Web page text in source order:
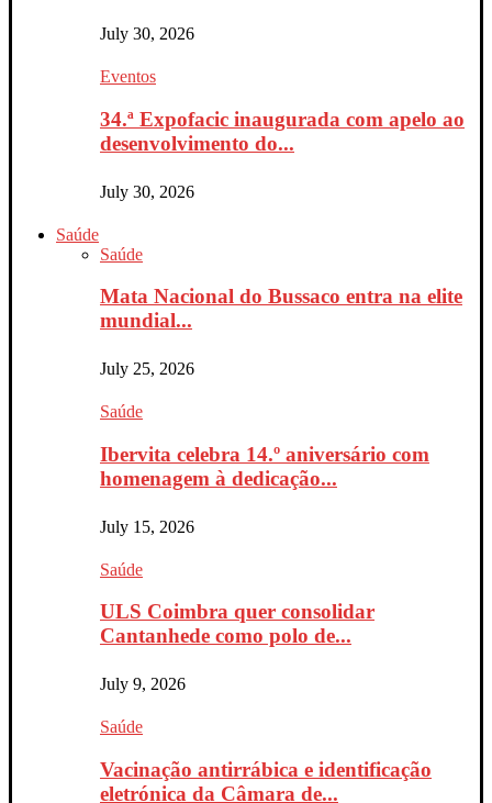
July 30, 2026
Eventos
34.ª Expofacic inaugurada com apelo ao
desenvolvimento do...
July 30, 2026
Saúde
Saúde
Mata Nacional do Bussaco entra na elite
mundial...
July 25, 2026
Saúde
Ibervita celebra 14.º aniversário com
homenagem à dedicação...
July 15, 2026
Saúde
ULS Coimbra quer consolidar
Cantanhede como polo de...
July 9, 2026
Saúde
Vacinação antirrábica e identificação
eletrónica da Câmara de...